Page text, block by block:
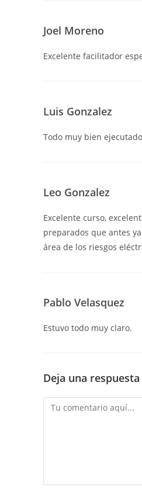
Joel Moreno
Excelente facilitador
Luis Gonzalez
Todo muy bien
Leo Gonzalez
Excelente curso,
preparados que antes
área de los riesgos
Pablo Velasquez
Estuvo todo muy claro.
Deja una respuesta